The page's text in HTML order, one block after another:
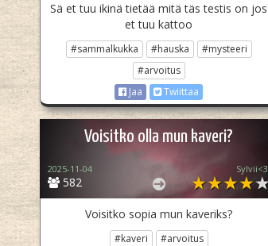
Sä et tuu ikinä tietää mitä täs testis on jos
et tuu kattoo
#sammalkukka #hauska
#mysteeri
#arvoitus
Jaa
Twiittaa
Voisitko olla mun kaveri?
582
2025-11-04 Sylvii<3
Voisitko sopia mun kaveriks?
#kaveri
#arvoitus